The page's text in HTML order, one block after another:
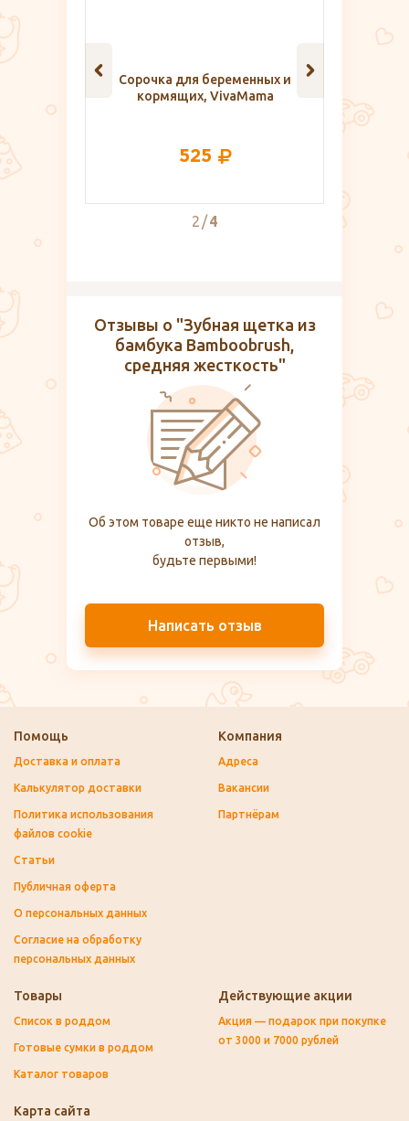
Сорочка для беременных и
кормящих, VivaMama
525
2 4
Отзывы о "Зубная щетка из
бамбука Bamboobrush,
средняя жесткость"
Об этом товаре еще никто не написал
отзыв,
будьте первыми!
Написать отзыв
Помощь
Доставка и оплата
Калькулятор доставки
Политика использования
файлов cookie
Статьи
Публичная оферта
О персональных данных
Согласие на обработку
персональных данных
Компания
Адреса
Вакансии
Партнёрам
Товары
Список в роддом
Готовые сумки в роддом
Каталог товаров
Действующие акции
Акция — подарок при покупке
от 3000 и 7000 рублей
Карта сайта